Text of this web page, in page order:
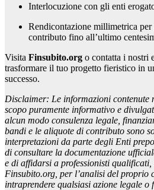
Interlocuzione con gli enti
Rendicontazione millimetrica per
contributo fino all’ultimo
Visita Finsubito.org o contatta i nostri
trasformare il tuo progetto fieristico in
successo.
Disclaimer: Le informazioni contenute
scopo puramente informativo e
alcun modo consulenza legale,
bandi e le aliquote di contributo sono
interpretazioni da parte degli Enti
di consultare la documentazione
e di affidarsi a professionisti
Finsubito.org, per l’analisi del proprio
intraprendere qualsiasi azione legale o